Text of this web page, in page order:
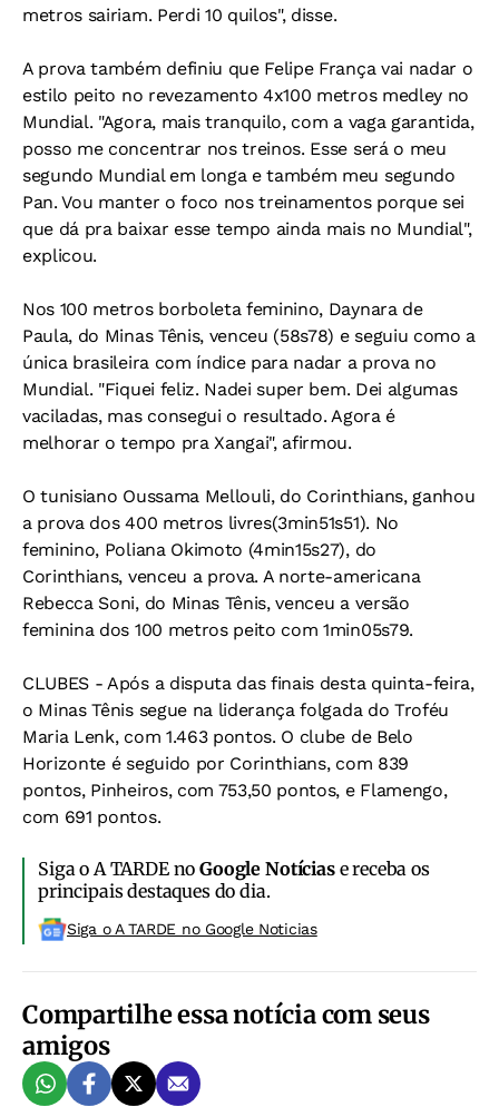
metros sairiam. Perdi 10 quilos", disse.
A prova também definiu que Felipe França vai nadar o
estilo peito no revezamento 4x100 metros medley no
Mundial. "Agora, mais tranquilo, com a vaga garantida,
posso me concentrar nos treinos. Esse será o meu
segundo Mundial em longa e também meu segundo
Pan. Vou manter o foco nos treinamentos porque sei
que dá pra baixar esse tempo ainda mais no Mundial",
explicou.
Nos 100 metros borboleta feminino, Daynara de
Paula, do Minas Tênis, venceu (58s78) e seguiu como a
única brasileira com índice para nadar a prova no
Mundial. "Fiquei feliz. Nadei super bem. Dei algumas
vaciladas, mas consegui o resultado. Agora é
melhorar o tempo pra Xangai", afirmou.
O tunisiano Oussama Mellouli, do Corinthians, ganhou
a prova dos 400 metros livres(3min51s51). No
feminino, Poliana Okimoto (4min15s27), do
Corinthians, venceu a prova. A norte-americana
Rebecca Soni, do Minas Tênis, venceu a versão
feminina dos 100 metros peito com 1min05s79.
CLUBES - Após a disputa das finais desta quinta-feira,
o Minas Tênis segue na liderança folgada do Troféu
Maria Lenk, com 1.463 pontos. O clube de Belo
Horizonte é seguido por Corinthians, com 839
pontos, Pinheiros, com 753,50 pontos, e Flamengo,
com 691 pontos.
Siga o A TARDE noGoogle Notíciase receba os
principais destaques do dia.
Siga o A TARDE no Google Noticias
Compartilhe essa notícia com seus
amigos